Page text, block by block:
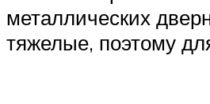
металлических
тяжелые, поэтому